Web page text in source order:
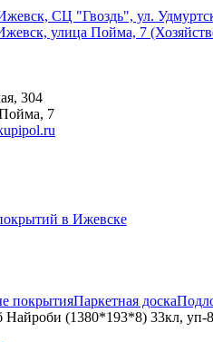
СЦ "Гвоздь", ул.
улица Пойма, 7
304
7
в Ижевске
покрытияПаркетная доска
(1380*193*8) 33кл, уп-